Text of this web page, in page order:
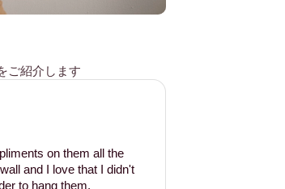
ご紹介します
on them all the
and I love that I didn't
to hang them.